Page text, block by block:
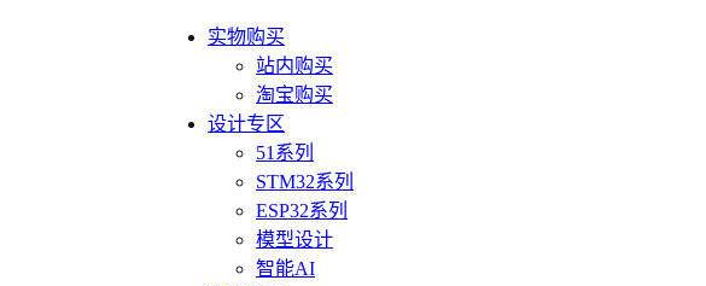
实物购买
站内购买
淘宝购买
设计专区
51系列
STM32系列
ESP32系列
模型设计
智能AI